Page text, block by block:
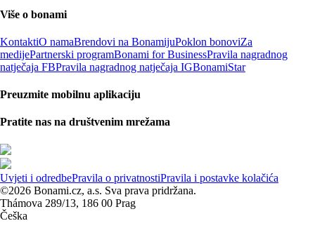
Više o bonami
KontaktiO namaBrendovi na BonamijuPoklon bonoviZa
medijePartnerski programBonami for BusinessPravila nagradnog
natječaja FBPravila nagradnog natječaja IGBonamiStar
Preuzmite mobilnu aplikaciju
Pratite nas na društvenim mrežama
Uvjeti i odredbePravila o privatnostiPravila i postavke kolačića
©2026 Bonami.cz, a.s. Sva prava pridržana.
Thámova 289/13, 186 00 Prag
Češka